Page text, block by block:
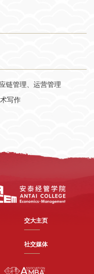
链管理、运营管理
写作
交大主页
社交媒体